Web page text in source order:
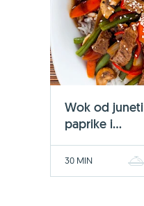
Wok od
paprike i...
30 MIN